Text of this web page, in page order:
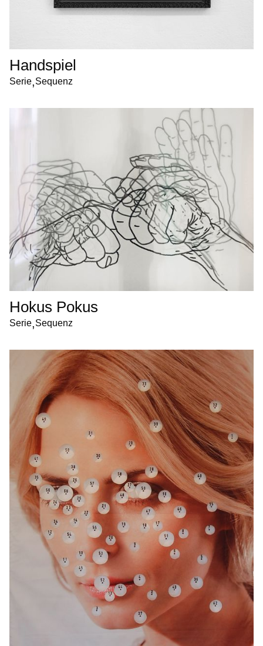
Handspiel
Serie,Sequenz
Hokus Pokus
Serie,Sequenz